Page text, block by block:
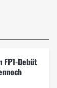
FP1-Debüt